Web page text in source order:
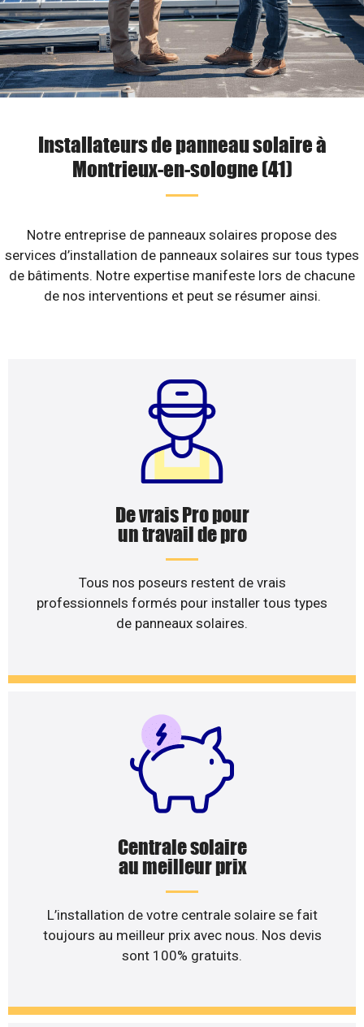
Installateurs de panneau solaire à
Montrieux-en-sologne (41)
Notre entreprise de panneaux solaires propose des
services d’installation de panneaux solaires sur tous types
de bâtiments. Notre expertise manifeste lors de chacune
de nos interventions et peut se résumer ainsi.
De vrais Pro pour
un travail de pro
Tous nos poseurs restent de vrais
professionnels formés pour installer tous types
de panneaux solaires.
Centrale solaire
au meilleur prix
L’installation de votre centrale solaire se fait
toujours au meilleur prix avec nous. Nos devis
sont 100% gratuits.